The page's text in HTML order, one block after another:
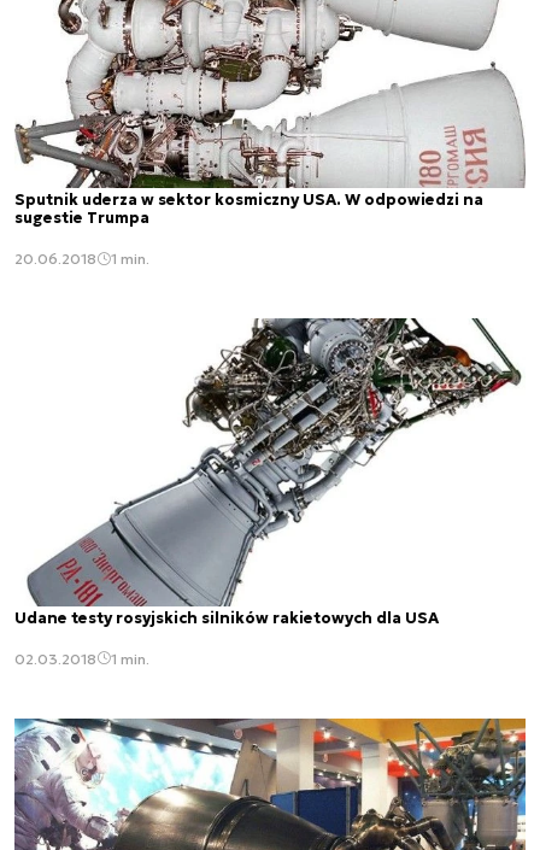
Sputnik uderza w sektor kosmiczny USA. W odpowiedzi na
sugestie Trumpa
20.06.2018 1 min.
Udane testy rosyjskich silników rakietowych dla USA
02.03.2018 1 min.